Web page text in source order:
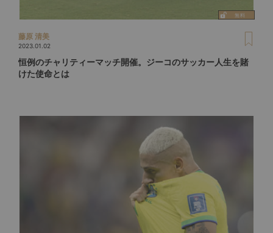
藤原 清美
2023.01.02
恒例のチャリティーマッチ開催。ジーコのサッカー人生を賭
けた使命とは